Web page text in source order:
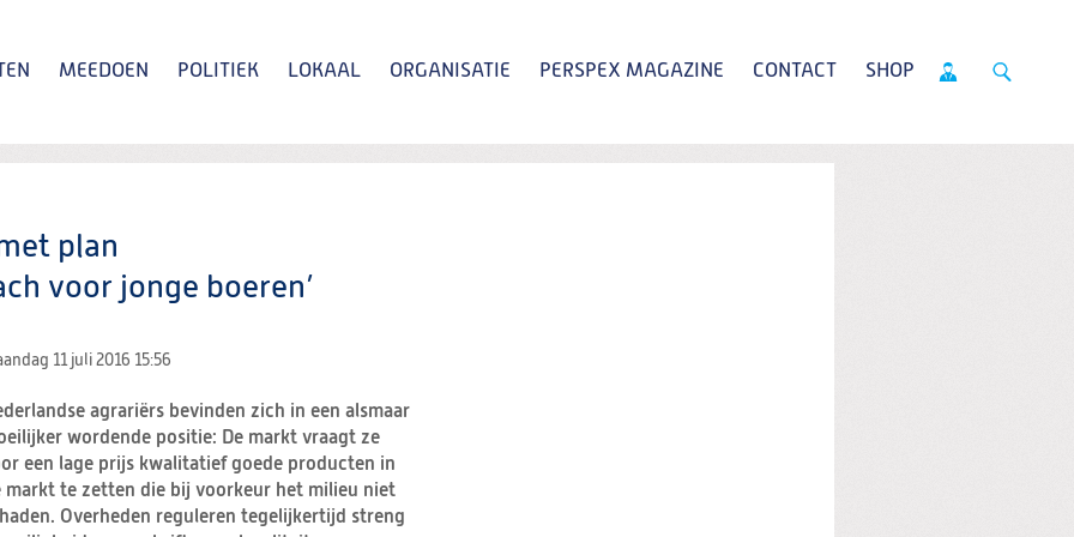
MEEDOEN POLITIEK LOKAAL ORGANISATIE PERSPEX MAGAZINE CONTACT SHOP
plan
voor jonge boeren’
11 juli 2016 15:56
agrariërs bevinden zich in een alsmaar
wordende positie: De markt vraagt ze
een lage prijs kwalitatief goede producten in
markt te zetten die bij voorkeur het milieu niet
Overheden reguleren tegelijkertijd streng